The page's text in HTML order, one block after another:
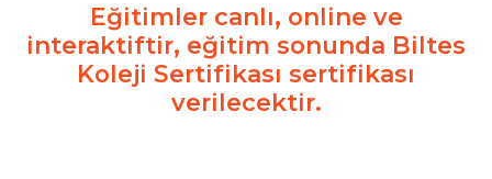
Eğitimler canlı, online ve
interaktiftir, eğitim sonunda Biltes
Koleji Sertifikası sertifikası
verilecektir.